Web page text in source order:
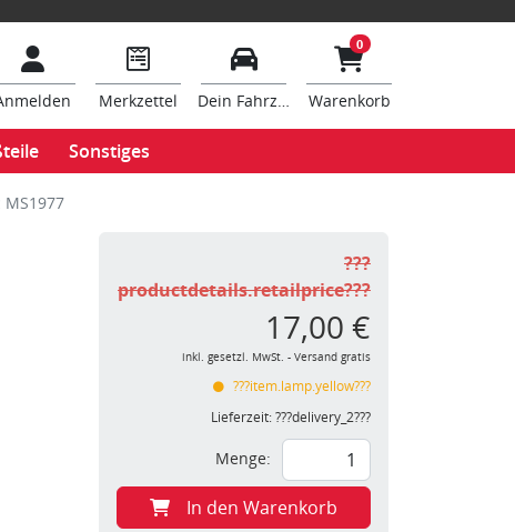
Merkzettel Dein Fahrzeug
0
Warenkorb
Sonstiges
???
productdetails.retailprice???
17,00 €
inkl. gesetzl. MwSt. - Versand gratis
???item.lamp.yellow???
Lieferzeit:???delivery_2???
Menge:
In den Warenkorb